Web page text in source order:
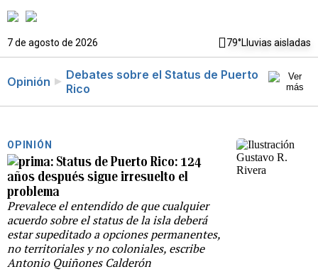
7 de agosto de 2026 79°Lluvias aisladas
Opinión
Debates sobre el Status de Puerto
Rico
OPINIÓN
Status de Puerto Rico: 124
años después sigue irresuelto el
problema
Prevalece el entendido de que cualquier
acuerdo sobre el status de la isla deberá
estar supeditado a opciones permanentes,
no territoriales y no coloniales, escribe
Antonio Quiñones Calderón